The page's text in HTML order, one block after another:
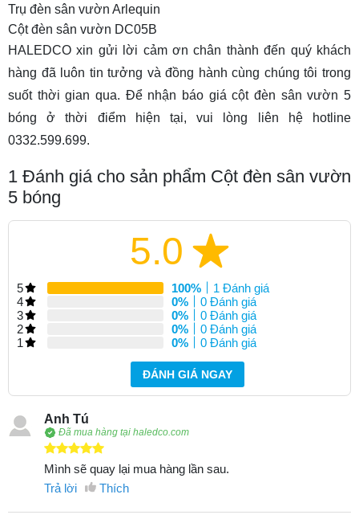
Trụ đèn sân vườn Arlequin
Cột đèn sân vườn DC05B
HALEDCO xin gửi lời cảm ơn chân thành đến quý khách
hàng đã luôn tin tưởng và đồng hành cùng chúng tôi trong
suốt thời gian qua. Để nhận báo giá cột đèn sân vườn 5
bóng ở thời điểm hiện tại, vui lòng liên hệ hotline
0332.599.699.
1 Đánh giá cho sản phẩm Cột đèn sân vườn
5 bóng
5.0
5 100%
1 Đánh giá
4
0%
0 Đánh giá
3
0%
0 Đánh giá
2
0%
0 Đánh giá
1
0% 0 Đánh giá
ĐÁNH GIÁ NGAY
Anh Tú
Đã mua hàng tại haledco.com
Mình sẽ quay lại mua hàng lần sau.
Trả lời
Thích